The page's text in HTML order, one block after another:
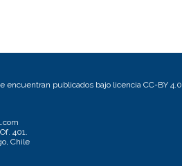
encuentran publicados bajo licencia CC-BY 4.0
401.
Chile